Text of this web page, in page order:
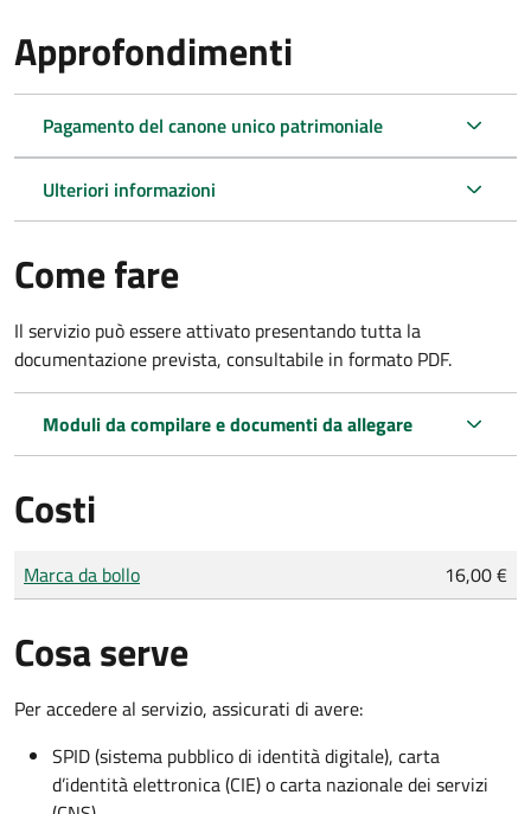
Approfondimenti
Pagamento del canone unico patrimoniale
Ulteriori informazioni
Come fare
Il servizio può essere attivato presentando tutta la
documentazione prevista, consultabile in formato PDF.
Moduli da compilare e documenti da allegare
Costi
Tipo di pagamento
Importo
Marca da bollo 16,00 €
Cosa serve
Per accedere al servizio, assicurati di avere:
SPID (sistema pubblico di identità digitale), carta
d’identità elettronica (CIE) o carta nazionale dei servizi